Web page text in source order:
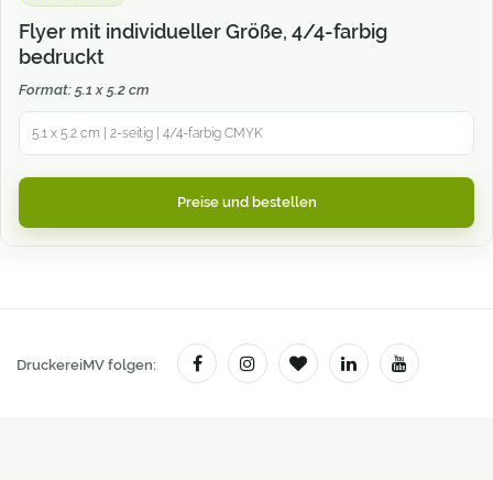
Flyer mit individueller Größe, 4/4-farbig
bedruckt
Format: 5.1 x 5.2 cm
5.1 x 5.2 cm | 2-seitig | 4/4-farbig CMYK
Preise und bestellen
DruckereiMV folgen: